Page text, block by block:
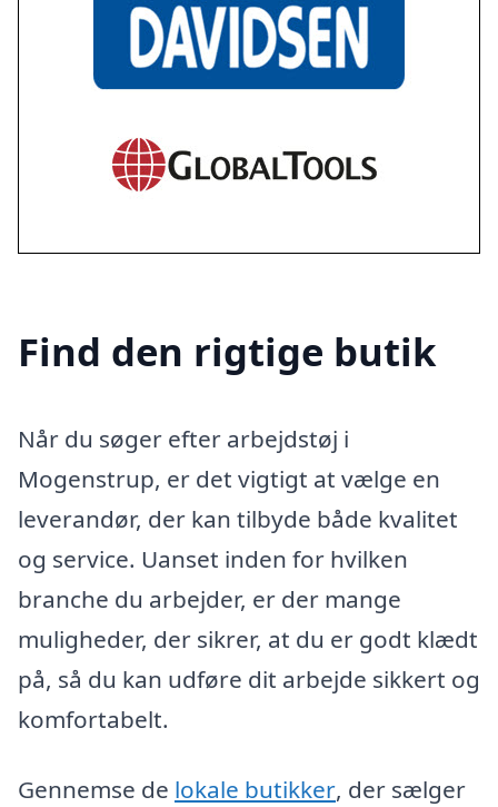
Find den rigtige butik
Når du søger efter arbejdstøj i
Mogenstrup, er det vigtigt at vælge en
leverandør, der kan tilbyde både kvalitet
og service. Uanset inden for hvilken
branche du arbejder, er der mange
muligheder, der sikrer, at du er godt klædt
på, så du kan udføre dit arbejde sikkert og
komfortabelt.
Gennemse de lokale butikker, der sælger